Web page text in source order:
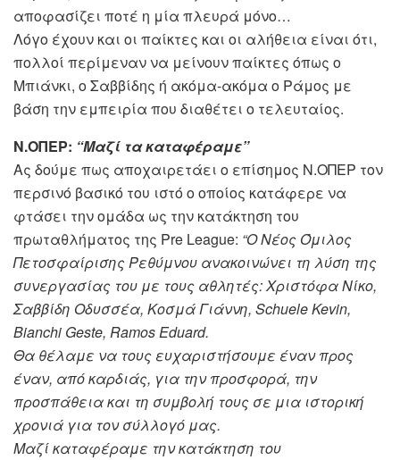
αποφασίζει ποτέ η μία πλευρά μόνο…
Λόγο έχουν και οι παίκτες και οι αλήθεια είναι ότι,
πολλοί περίμεναν να μείνουν παίκτες όπως ο
Μπιάνκι, ο Σαββίδης ή ακόμα-ακόμα ο Ράμος με
βάση την εμπειρία που διαθέτει ο τελευταίος.
Ν.ΟΠΕΡ: “Μαζί τα καταφέραμε”
Ας δούμε πως αποχαιρετάει ο επίσημος Ν.ΟΠΕΡ τον
περσινό βασικό του ιστό ο οποίος κατάφερε να
φτάσει την ομάδα ως την κατάκτηση του
πρωταθλήματος της Pre League: “Ο Νέος Όμιλος
Πετοσφαίρισης Ρεθύμνου ανακοινώνει τη λύση της
συνεργασίας του με τους αθλητές: Χριστόφα Νίκο,
Σαββίδη Οδυσσέα, Κοσμά Γιάννη, Schuele Kevin,
Bianchi Geste, Ramos Eduard.
Θα θέλαμε να τους ευχαριστήσουμε έναν προς
έναν, από καρδιάς, για την προσφορά, την
προσπάθεια και τη συμβολή τους σε μια ιστορική
χρονιά για τον σύλλογό μας.
Μαζί καταφέραμε την κατάκτηση του